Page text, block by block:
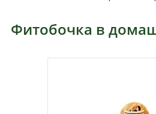
КУПИТЬ
ПАРТНЕРАМ
Фитобочка в